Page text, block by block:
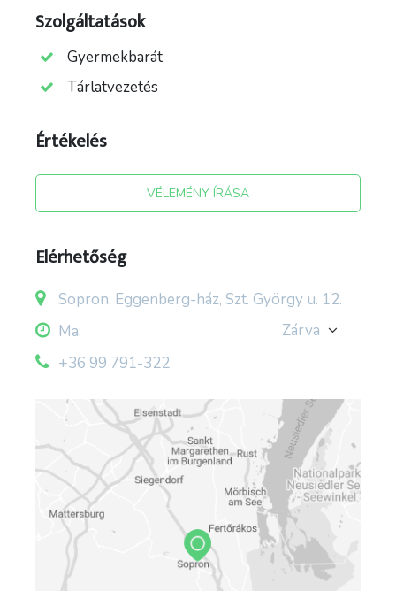
forrás: facebook/macskako
Szolgáltatások
Gyermekbarát
Tárlatvezetés
Értékelés
VÉLEMÉNY ÍRÁSA
Elérhetőség
Sopron, Eggenberg-ház, Szt. György u. 12.
Ma:
Zárva
+36 99 791-322